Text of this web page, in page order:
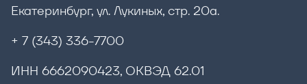
Екатеринбург, ул. Лукиных, стр. 20а.
+ 7 (343) 336-7700
ИНН 6662090423, ОКВЭД 62.01